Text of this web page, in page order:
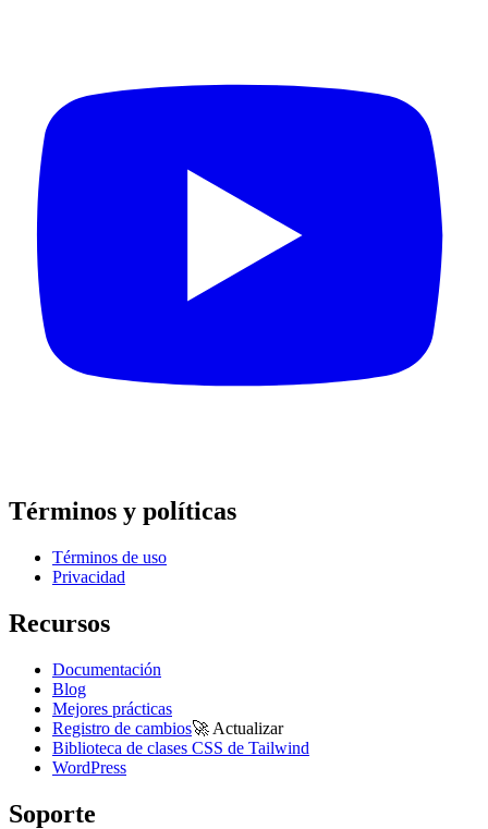
Términos y políticas
Términos de uso
Privacidad
Recursos
Documentación
Blog
Mejores prácticas
Registro de cambios🚀 Actualizar
Biblioteca de clases CSS de Tailwind
WordPress
Soporte